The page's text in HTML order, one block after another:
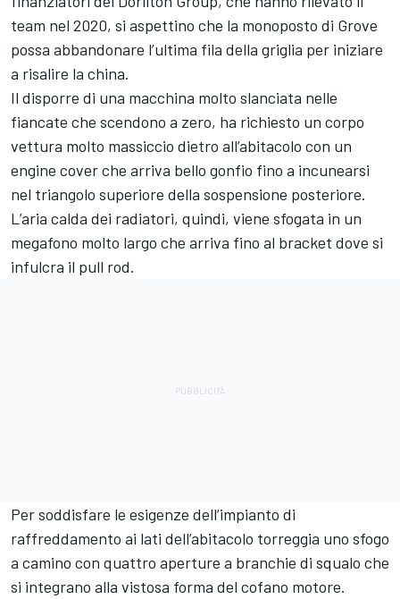
team nel 2020, si aspettino che la monoposto di Grove
possa abbandonare l’ultima fila della griglia per iniziare
a risalire la china.
Il disporre di una macchina molto slanciata nelle
fiancate che scendono a zero, ha richiesto un corpo
vettura molto massiccio dietro all’abitacolo con un
engine cover che arriva bello gonfio fino a incunearsi
nel triangolo superiore della sospensione posteriore.
L’aria calda dei radiatori, quindi, viene sfogata in un
megafono molto largo che arriva fino al bracket dove si
infulcra il pull rod.
Per soddisfare le esigenze dell’impianto di
raffreddamento ai lati dell’abitacolo torreggia uno sfogo
a camino con quattro aperture a branchie di squalo che
si integrano alla vistosa forma del cofano motore.